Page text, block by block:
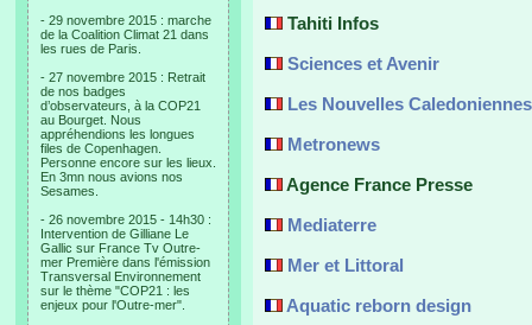
- 29 novembre 2015 : marche
de la Coalition Climat 21 dans
les rues de Paris.
- 27 novembre 2015 : Retrait
de nos badges
d’observateurs, à la COP21
au Bourget. Nous
appréhendions les longues
files de Copenhagen.
Personne encore sur les lieux.
En 3mn nous avions nos
Sesames.
- 26 novembre 2015 - 14h30 :
Intervention de Gilliane Le
Gallic sur France Tv Outre-
mer Première dans l'émission
Transversal Environnement
sur le thème "COP21 : les
enjeux pour l'Outre-mer".
Tahiti Infos
Sciences et Avenir
Les Nouvelles Caledoniennes
Metronews
Agence France Presse
Mediaterre
Mer et Littoral
Aquatic reborn design